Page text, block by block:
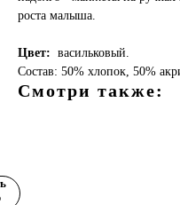
роста малыша.
Цвет: васильковый.
Состав: 50% хлопок, 50%
Смотри также: